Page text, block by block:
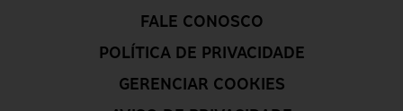
FALE CONOSCO
POLÍTICA DE PRIVACIDADE
GERENCIAR COOKIES